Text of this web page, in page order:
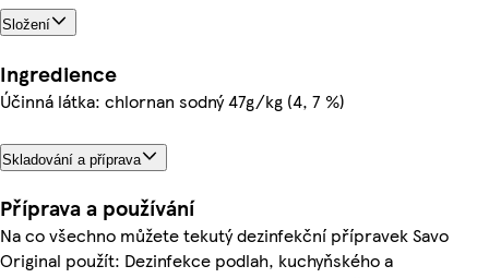
Složení
Ingredience
Účinná látka: chlornan sodný 47g/kg (4, 7 %)
Skladování a příprava
Příprava a používání
Na co všechno můžete tekutý dezinfekční přípravek Savo
Original použít: Dezinfekce podlah, kuchyňského a